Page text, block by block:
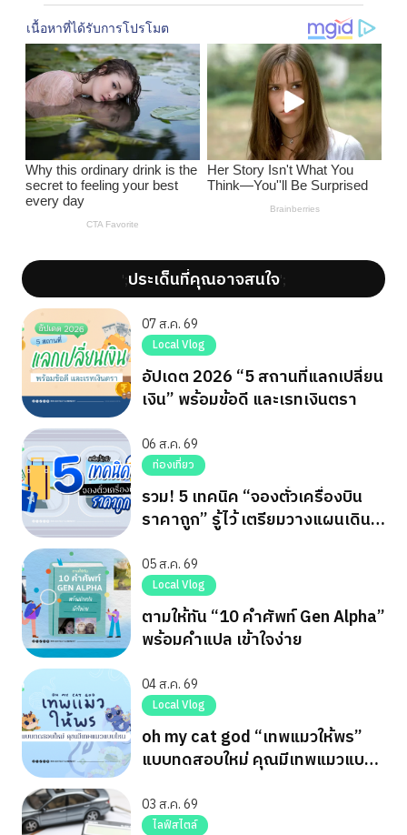
';ประเด็นที่คุณอาจสนใจ';
07 ส.ค. 69
Local Vlog
อัปเดต 2026 “5 สถานที่แลกเปลี่ยน
เงิน” พร้อมข้อดี และเรทเงินตรา
06 ส.ค. 69
ท่องเที่ยว
รวม! 5 เทคนิค “จองตั๋วเครื่องบิน
ราคาถูก” รู้ไว้ เตรียมวางแผนเดิน
05 ส.ค. 69
Local Vlog
ตามให้ทัน “10 คำศัพท์ Gen Alpha”
พร้อมคำแปล เข้าใจง่าย
04 ส.ค. 69
Local Vlog
oh my cat god “เทพแมวให้พร”
แบบทดสอบใหม่ คุณมีเทพแมวแบบ
03 ส.ค. 69
ไลฟ์สไตล์